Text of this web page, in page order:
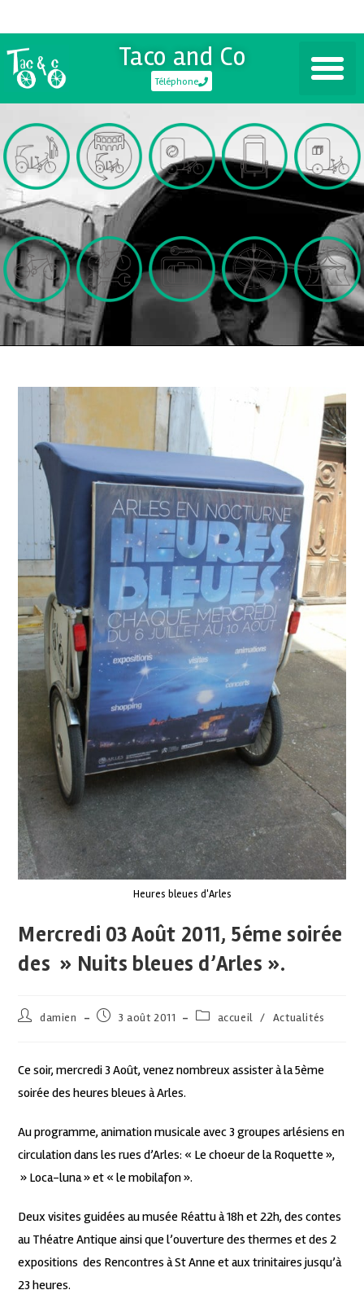
Taco and Co
Téléphone
Heures bleues d'Arles
Mercredi 03 Août 2011, 5éme soirée
des » Nuits bleues d’Arles ».
damien 3 août 2011 accueil / Actualités
Ce soir, mercredi 3 Août, venez nombreux assister à la 5ème
soirée des heures bleues à Arles.
Au programme, animation musicale avec 3 groupes arlésiens en
circulation dans les rues d’Arles: « Le choeur de la Roquette »,
» Loca-luna » et « le mobilafon ».
Deux visites guidées au musée Réattu à 18h et 22h, des contes
au Théatre Antique ainsi que l’ouverture des thermes et des 2
expositions des Rencontres à St Anne et aux trinitaires jusqu’à
23 heures.